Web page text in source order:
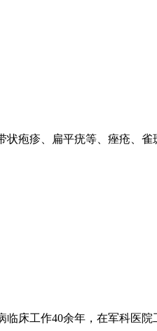
疱疹、扁平疣等、痤疮、雀
床工作40余年，在军科医院